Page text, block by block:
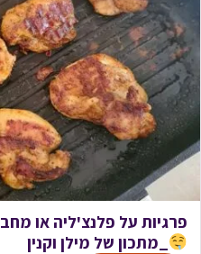
פרגיות על פלנצ'ליה או
_מתכון של מילן וקנין